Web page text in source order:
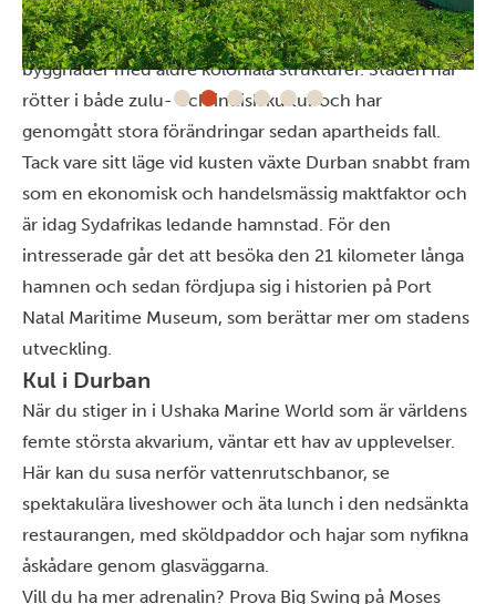
Ta en promenad genom Durban och lägg märke till hur
stadens arkitektur blandar modernare art deco-
byggnader med äldre koloniala strukturer. Staden har
rötter i både zulu- och indisk kultur och har
genomgått stora förändringar sedan apartheids fall.
Tack vare sitt läge vid kusten växte Durban snabbt fram
som en ekonomisk och handelsmässig maktfaktor och
är idag Sydafrikas ledande hamnstad. För den
intresserade går det att besöka den 21 kilometer långa
hamnen och sedan fördjupa sig i historien på Port
Natal Maritime Museum, som berättar mer om stadens
utveckling.
Kul i Durban
När du stiger in i Ushaka Marine World som är världens
femte största akvarium, väntar ett hav av upplevelser.
Här kan du susa nerför vattenrutschbanor, se
spektakulära liveshower och äta lunch i den nedsänkta
restaurangen, med sköldpaddor och hajar som nyfikna
åskådare genom glasväggarna.
Vill du ha mer adrenalin? Prova Big Swing på Moses